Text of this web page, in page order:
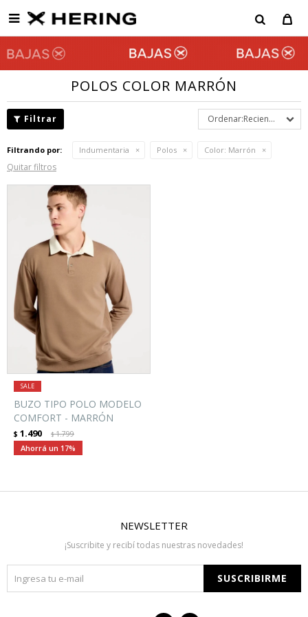

POLOS COLOR MARRÓN
Recientes
Filtrando por: Indumentaria Polos Color: Marrón
Quitar filtros
BUZO TIPO POLO MODELO
COMFORT - MARRÓN
$ 1.490 $1.799
17
NEWSLETTER
¡Suscribite y recibí todas nuestras novedades!
SUSCRIBIRME